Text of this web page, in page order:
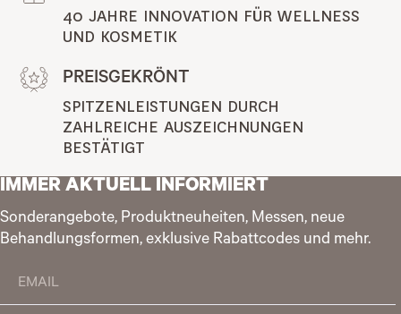
40 JAHRE INNOVATION FÜR WELLNESS
UND KOSMETIK
PREISGEKRÖNT
SPITZENLEISTUNGEN DURCH
ZAHLREICHE AUSZEICHNUNGEN
BESTÄTIGT
IMMER AKTUELL INFORMIERT
Sonderangebote, Produktneuheiten, Messen, neue
Behandlungsformen, exklusive Rabattcodes und mehr.